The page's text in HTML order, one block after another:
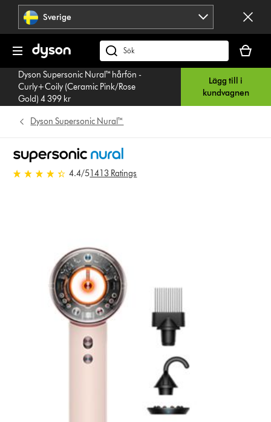
Hoppa
navigering
Sverige
Sök
på
dyson.se
är
tom
Dyson Supersonic Nural™ hårfön -
Curly+Coily (Ceramic Pink/Rose
Gold) 4 399 kr
Lägg till i
kundvagnen
Dyson Supersonic Nural™
Ratings
4.4/51413 Ratings